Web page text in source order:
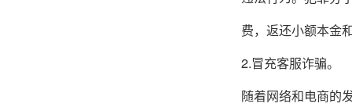
费，返还小额本金
2.冒充客服诈骗。
随着网络和电商的